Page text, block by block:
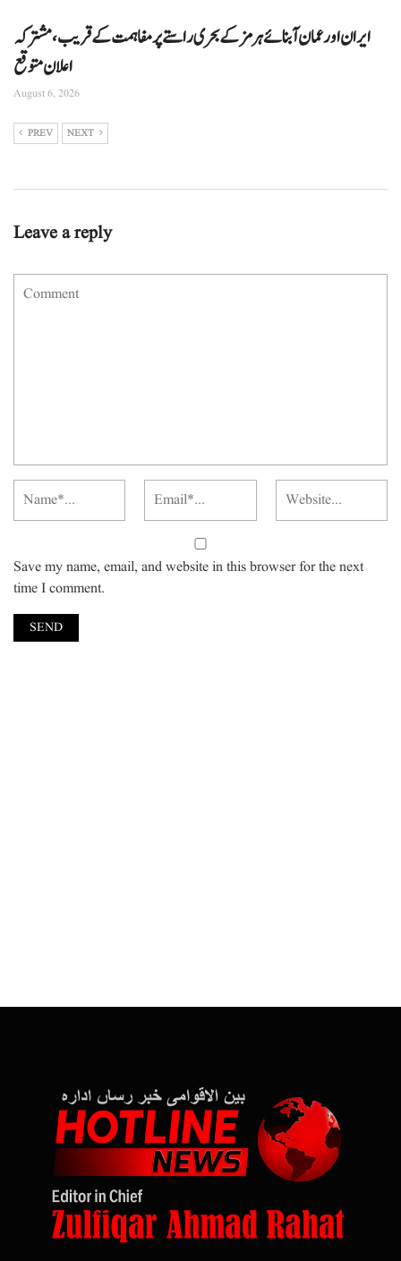
ایران اور عمان آبنائے ہرمز کے بحری راستے پر مفاہمت کے قریب، مشترکہ
اعلان متوقع
August 6, 2026
PREV NEXT
Leave a reply
Save my name, email, and website in this browser for the next
time I comment.